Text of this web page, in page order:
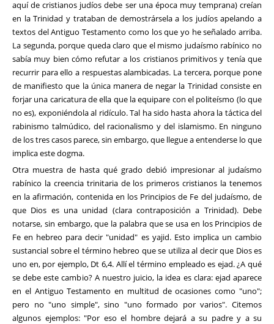
aquí de cristianos judíos debe ser una época muy temprana) creían
en la Trinidad y trataban de demostrársela a los judíos apelando a
textos del Antiguo Testamento como los que yo he señalado arriba.
La segunda, porque queda claro que el mismo judaísmo rabínico no
sabía muy bien cómo refutar a los cristianos primitivos y tenía que
recurrir para ello a respuestas alambicadas. La tercera, porque pone
de manifiesto que la única manera de negar la Trinidad consiste en
forjar una caricatura de ella que la equipare con el politeísmo (lo que
no es), exponiéndola al ridículo. Tal ha sido hasta ahora la táctica del
rabinismo talmúdico, del racionalismo y del islamismo. En ninguno
de los tres casos parece, sin embargo, que llegue a entenderse lo que
implica este dogma.
Otra muestra de hasta qué grado debió impresionar al judaísmo
rabínico la creencia trinitaria de los primeros cristianos la tenemos
en la afirmación, contenida en los Principios de Fe del judaísmo, de
que Dios es una unidad (clara contraposición a Trinidad). Debe
notarse, sin embargo, que la palabra que se usa en los Principios de
Fe en hebreo para decir "unidad" es yajid. Esto implica un cambio
sustancial sobre el término hebreo que se utiliza al decir que Dios es
uno en, por ejemplo, Dt 6,4. Allí el término empleado es ejad. ¿A qué
se debe este cambio? A nuestro juicio, la idea es clara: ejad aparece
en el Antiguo Testamento en multitud de ocasiones como "uno";
pero no "uno simple", sino "uno formado por varios". Citemos
algunos ejemplos: "Por eso el hombre dejará a su padre y a su